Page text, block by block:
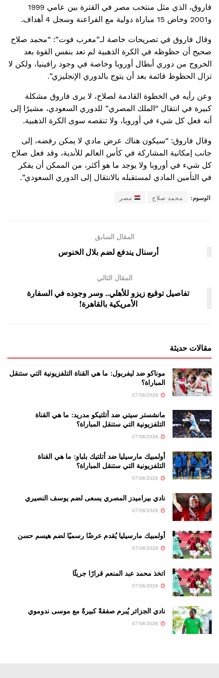
فاروق، الذي مثل منتخب مصر في القترة بين عامي 1999
و2001 وخاض 15 مباراة دولية مع الفراعنة وسجل 4 أهداف.
وقال فاروق في تصريحات خاصة لـ”مغرب فوت”: “محمد صلاح
صحيح أن حظوظه في الكرة الذهبية لم تعد بنفس القوة بعد
الخروج من دوري أبطال أوروبا وخاصة في وجود رافينيا، ولكن لا
تزال الحظوظ قائمة بعد أن يتوج بالدوري الإنجليزي”.
وعن رأيه في الخطوة القادمة لصلاح، لا يرى فاروق مشكلة
كبيرة في انتقال “الملك المصري” للدوري السعودي، مشيرًا إلى
أنه فعل كل شيء في أوروبا، ولا تنقصه سوى الكرة الذهبية.
وقال فاروق: “سيكون هناك عرض مادي لا يمكن رفضه، إلى
جانب إمكانية المشاركة في كأس العالم للأندية، وقد فعل صلاح
كل شيء في أوروبا ولا يوجد ما هو أكثر، من الممكن أن يفكر
في التأمين المادي لمستقبله بالانتقال إلى الدوري السعودي”.
الوسوم: محمد صلاح مصر
المقال السابق
أرسنال يندفع لضم بلال الخنوس
المقال التالي
تفاصيل توقيع زيزو للأهلي.. وسر وجوده في السفارة
الأمريكية بالقاهرة!
مقالات حديثة
موناكو ضد ليفربول: ما هي القناة التلفزيونية التي ستنقل
المباراة؟
مانشستر سيتي ضد أتلتيكو مدريد: ما هي القناة
التلفزيونية التي ستنقل المباراة؟
أولمبيك مارسيليا ضد أتلتيك بلباو: ما هي القناة
التلفزيونية التي ستنقل المباراة؟
نادي بيراميدز المصري يسعى لضم يوسف النصيري
أولمبيك مارسيليا يُقدم عرضًا رسميًا لضم هيسم حسن
اتخذ محمد عبد المنعم قرارًا جريئًا
نادي الجزائر يُبرم صفقةً كبيرةً مع موسى ندوموي